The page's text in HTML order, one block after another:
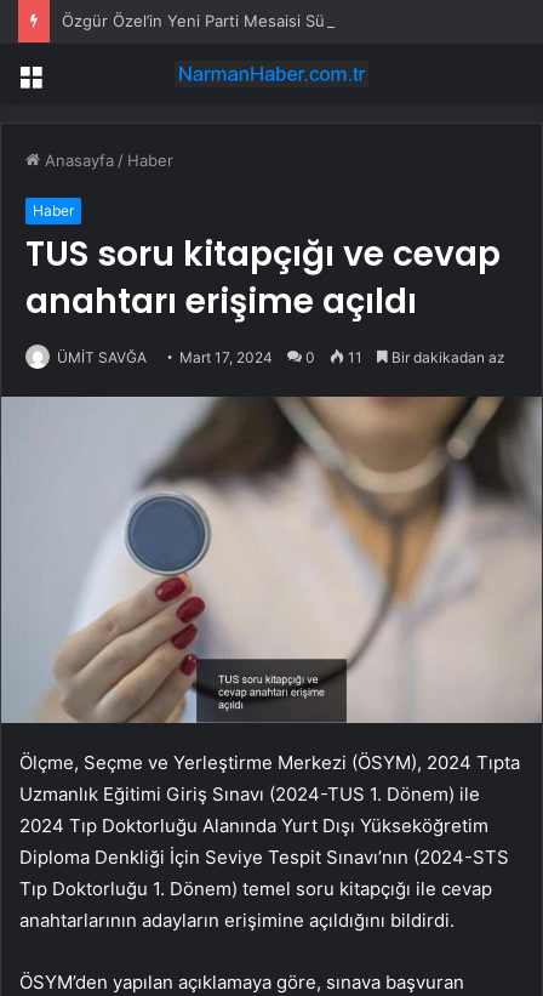
Menü
Anasayfa / Haber
Haber
TUS soru kitapçığı ve cevap
anahtarı erişime açıldı
ÜMİT SAVĞA Mart 17, 2024 0 11 Bir dakikadan az
Ölçme, Seçme ve Yerleştirme Merkezi (ÖSYM), 2024 Tıpta
Uzmanlık Eğitimi Giriş Sınavı (2024-TUS 1. Dönem) ile
2024 Tıp Doktorluğu Alanında Yurt Dışı Yükseköğretim
Diploma Denkliği İçin Seviye Tespit Sınavı’nın (2024-STS
Tıp Doktorluğu 1. Dönem) temel soru kitapçığı ile cevap
anahtarlarının adayların erişimine açıldığını bildirdi.
ÖSYM’den yapılan açıklamaya göre, sınava başvuran